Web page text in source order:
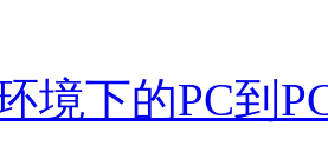
境下的PC到